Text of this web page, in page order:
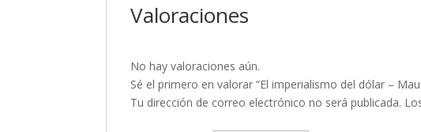
Valoraciones
No hay valoraciones aún.
Sé el primero en valorar “El imperialismo del dólar –
Tu dirección de correo electrónico no será publicada.